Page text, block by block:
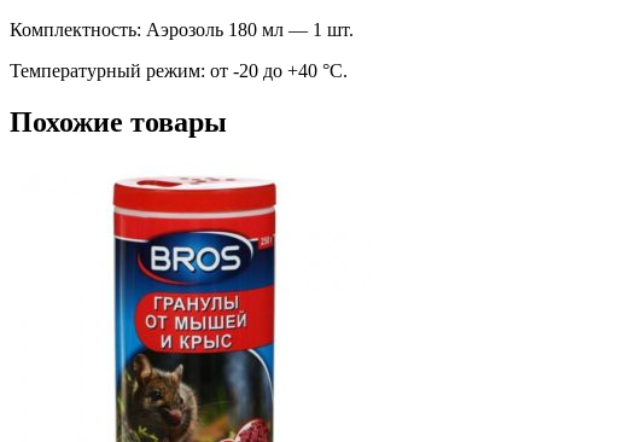
Комплектность: Аэрозоль 180 мл — 1 шт.
Температурный режим: от -20 до +40 °С.
Похожие товары